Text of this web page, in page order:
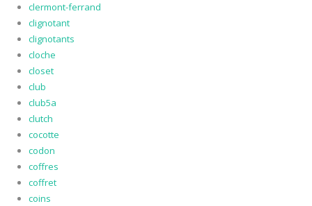
clermont-ferrand
clignotant
clignotants
cloche
closet
club
club5a
clutch
cocotte
codon
coffres
coffret
coins